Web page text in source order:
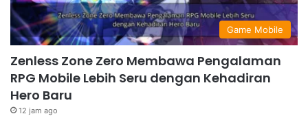
Game Mobile
Zenless Zone Zero Membawa Pengalaman
RPG Mobile Lebih Seru dengan Kehadiran
Hero Baru
12 jam ago